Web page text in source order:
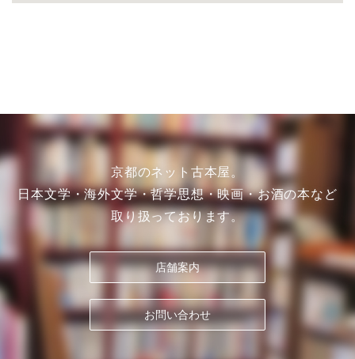
京都のネット古本屋。
日本文学・海外文学・哲学思想・映画・お酒の本など
取り扱っております。
店舗案内
お問い合わせ